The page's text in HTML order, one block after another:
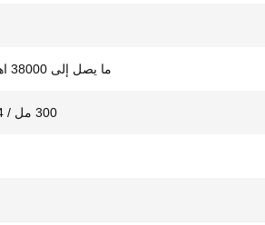
ما يصل إلى 38000 اهتزاز/دقيقة
300 مل / 10.14 fl.oz